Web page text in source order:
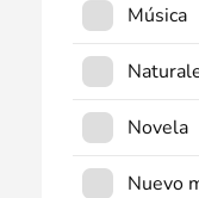
Música
Novela
Nuevo